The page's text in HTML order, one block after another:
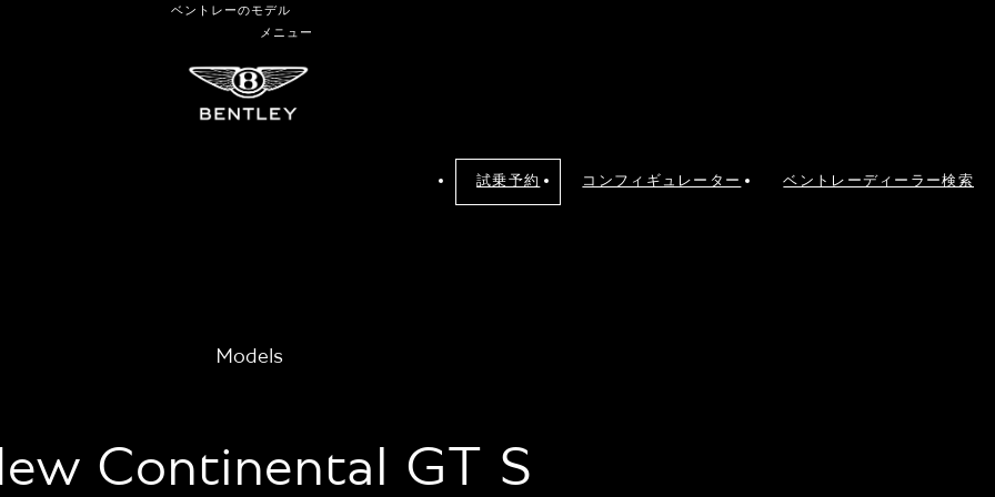
ベントレーのモデル
メニュー
試乗予約 コンフィギュレーター ベントレーディーラー検索
Models
Continental GT S